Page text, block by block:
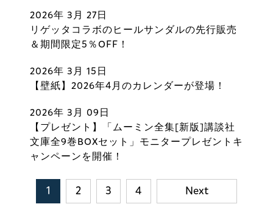
2026年 3月 27日
リゲッタコラボのヒールサンダルの先行販売
＆期間限定5％OFF！
2026年 3月 15日
【壁紙】2026年4月のカレンダーが登場！
2026年 3月 09日
【プレゼント】「ムーミン全集[新版]講談社
文庫全9巻BOXセット」モニタープレゼントキ
ャンペーンを開催！
1 2 3 4 Next